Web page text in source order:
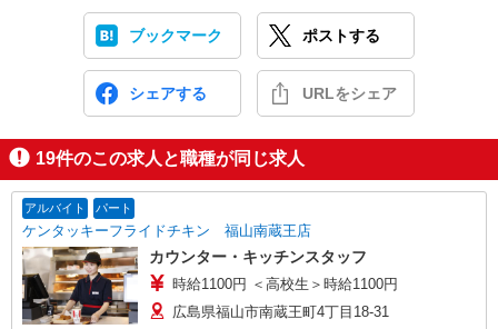
ブックマーク ポストする
シェアする URLをシェア
19件のこの求人と職種が同じ求人
アルバイト パート
ケンタッキーフライドチキン 福山南蔵王店
カウンター・キッチンスタッフ
時給1100円 ＜高校生＞時給1100円
広島県福山市南蔵王町4丁目18-31